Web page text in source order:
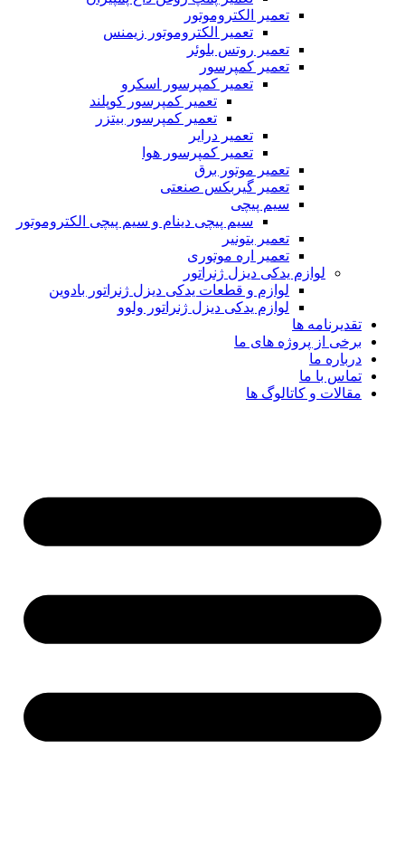
تعمیر الکتروموتور
تعمیر الکتروموتور زیمنس
تعمیر روتس بلوئر
تعمیر کمپرسور
تعمیر کمپرسور اسکرو
تعمیر کمپرسور کوپلند
تعمیر کمپرسور بیتزر
تعمیر درایر
تعمیر کمپرسور هوا
تعمیر موتور برق
تعمیر گیربکس صنعتی
سیم پیچی
سیم پیچی دینام و سیم پیچی الکتروموتور
تعمیر بتونیر
تعمیر اره موتوری
لوازم یدکی دیزل ژنراتور
لوازم و قطعات یدکی دیزل ژنراتور بادوین
لوازم یدکی دیزل ژنراتور ولوو
تقدیرنامه ها
برخی از پروژه های ما
درباره ما
تماس با ما
مقالات و کاتالوگ ها